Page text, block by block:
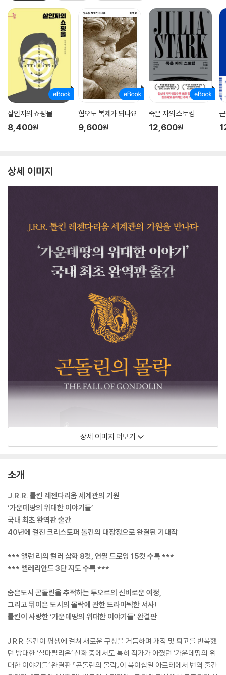
살인자의 쇼핑몰
8,400원
혐오도 복제가 되나요
9,600원
죽은 자의 스토킹
12,600원
상세 이미지
상세 이미지 더보기
소개
J.R.R. 톨킨 레젠다리움 세계관의 기원
‘가운데땅의 위대한 이야기들’
국내 최초 완역판 출간
40년에 걸친 크리스토퍼 톨킨의 대장정으로 완결된 기대작
*** 앨런 리의 컬러 삽화 8컷, 연필 드로잉 15컷 수록 ***
*** 벨레리안드 3단 지도 수록 ***
숨은도시 곤돌린을 추적하는 투오르의 신비로운 여정,
그리고 뒤이은 도시의 몰락에 관한 드라마틱한 서사!
톨킨이 사랑한 ‘가운데땅의 위대한 이야기들’ 완결판
J.R.R. 톨킨이 평생에 걸쳐 새로운 구상을 거듭하며 개작 및 퇴고를 반복했
던 방대한 ‘실마릴리온’ 신화 중에서도 특히 작가가 아꼈던 ‘가운데땅의 위
대한 이야기들’ 완결판 『곤돌린의 몰락』이 북이십일 아르테에서 번역 출간